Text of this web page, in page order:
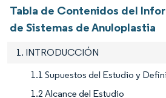
Tabla de Contenidos del
de Sistemas de Anuloplastia
1. INTRODUCCIÓN
1.1 Supuestos del Estudio y
1.2 Alcance del Estudio